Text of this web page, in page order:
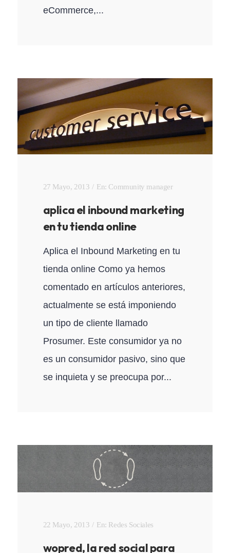
eCommerce,...
27 Mayo, 2013 En: Community manager
aplica el inbound marketing
en tu tienda online
Aplica el Inbound Marketing en tu
tienda online Como ya hemos
comentado en artículos anteriores,
actualmente se está imponiendo
un tipo de cliente llamado
Prosumer. Este consumidor ya no
es un consumidor pasivo, sino que
se inquieta y se preocupa por...
22 Mayo, 2013 En: Redes Sociales
wopred, la red social para